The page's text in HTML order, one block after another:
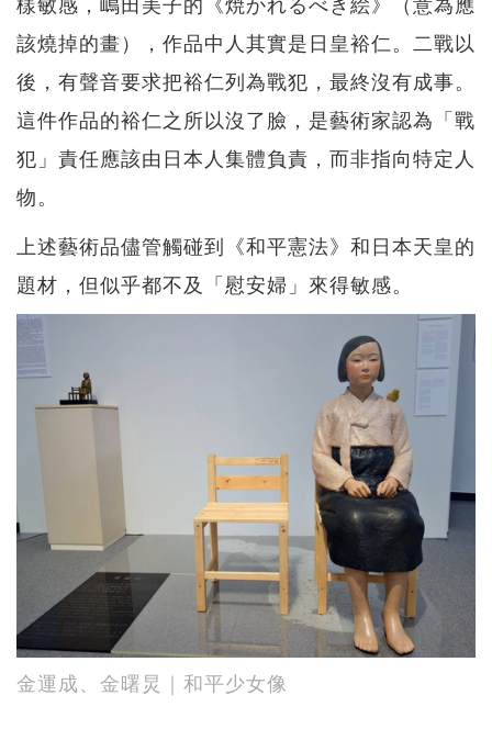
該燒掉的畫），作品中人其實是日皇裕仁。二戰以
後，有聲音要求把裕仁列為戰犯，最終沒有成事。
這件作品的裕仁之所以沒了臉，是藝術家認為「戰
犯」責任應該由日本人集體負責，而非指向特定人
物。
上述藝術品儘管觸碰到《和平憲法》和日本天皇的
題材，但似乎都不及「慰安婦」來得敏感。
金運成、金曙炅｜和平少女像